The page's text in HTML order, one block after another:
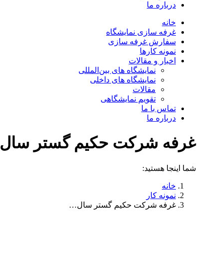
درباره ما
خانه
غرفه سازی نمایشگاه
سفارش غرفه سازی
نمونه کارها
اخبار و مقالات
نمایشگاه های بین‌المللی
نمایشگاه های داخلی
مقالات
تقویم نمایشگاهی
تماس با ما
درباره ما
غرفه شرکت حکیم گستر سال 99
شما اینجا هستید:
خانه
نمونه کار
غرفه شرکت حکیم گستر سال…